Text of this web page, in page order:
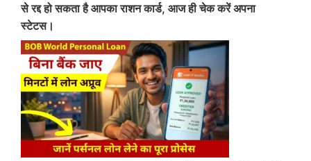
से रद्द हो सकता है आपका राशन कार्ड, आज ही चेक करें अपना
स्टेटस।